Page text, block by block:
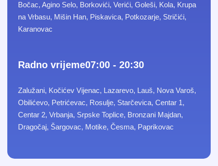
Bočac, Agino Selo, Borkovići, Verići, Goleši, Kola, Krupa
na Vrbasu, Mišin Han, Piskavica, Potkozarje, Stričići,
Karanovac
Radno vrijeme07:00 - 20:30
Zalužani, Kočićev Vijenac, Lazarevo, Lauš, Nova Varoš,
Obilićevo, Petrićevac, Rosulje, Starčevica, Centar 1,
Centar 2, Vrbanja, Srpske Toplice, Bronzani Majdan,
Dragočaj, Šargovac, Motike, Česma, Paprikovac